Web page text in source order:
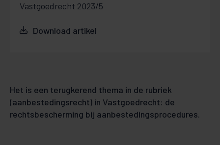
Vastgoedrecht 2023/5
Download artikel
Het is een terugkerend thema in de rubriek
(aanbestedingsrecht) in Vastgoedrecht: de
rechtsbescherming bij aanbestedingsprocedures.